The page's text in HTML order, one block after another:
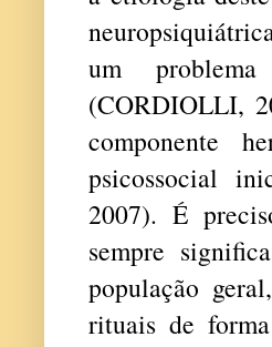
um
(CORDIOLLI,
componente
psicossocial
2007). É
sempre
população
rituais de